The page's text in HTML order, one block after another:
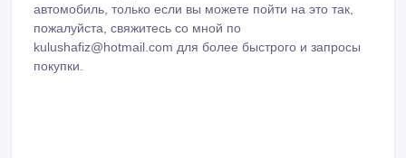
автомобиль, только если вы можете пойти на это так,
пожалуйста, свяжитесь со мной по
kulushafiz@hotmail.com для более быстрого и запросы
покупки.